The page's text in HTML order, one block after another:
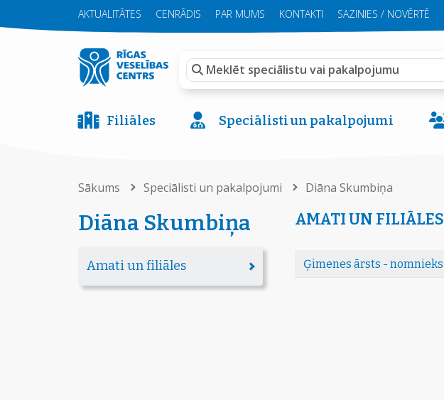
AKTUALITĀTES CENRĀDIS PAR MUMS KONTAKTI SAZINIES / NOVĒRTĒ
Filiāles Speciālisti un pakalpojumi
Sākums Speciālisti un pakalpojumi Diāna Skumbiņa
Diāna Skumbiņa
Amati un filiāles
AMATI UN FILIĀLES
Ģimenes ārsts - nomnieks